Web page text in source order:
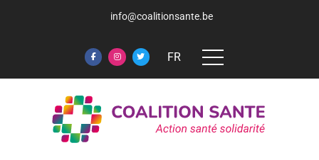
info@coalitionsante.be
FR